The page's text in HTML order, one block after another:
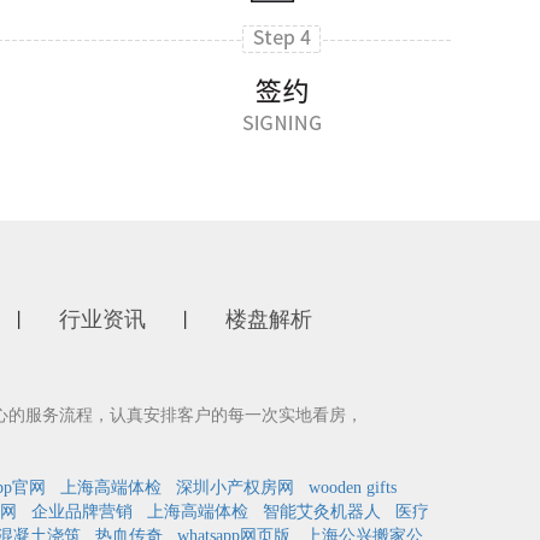
行业资讯 楼盘解析
服务流程，认真安排客户的每一次实地看房，
官网 上海高端体检 深圳小产权房网
wooden gifts
企业品牌营销 上海高端体检 智能艾灸机器人
医疗
凝土浇筑
热血传奇 whatsapp网页版 上海公兴搬家公